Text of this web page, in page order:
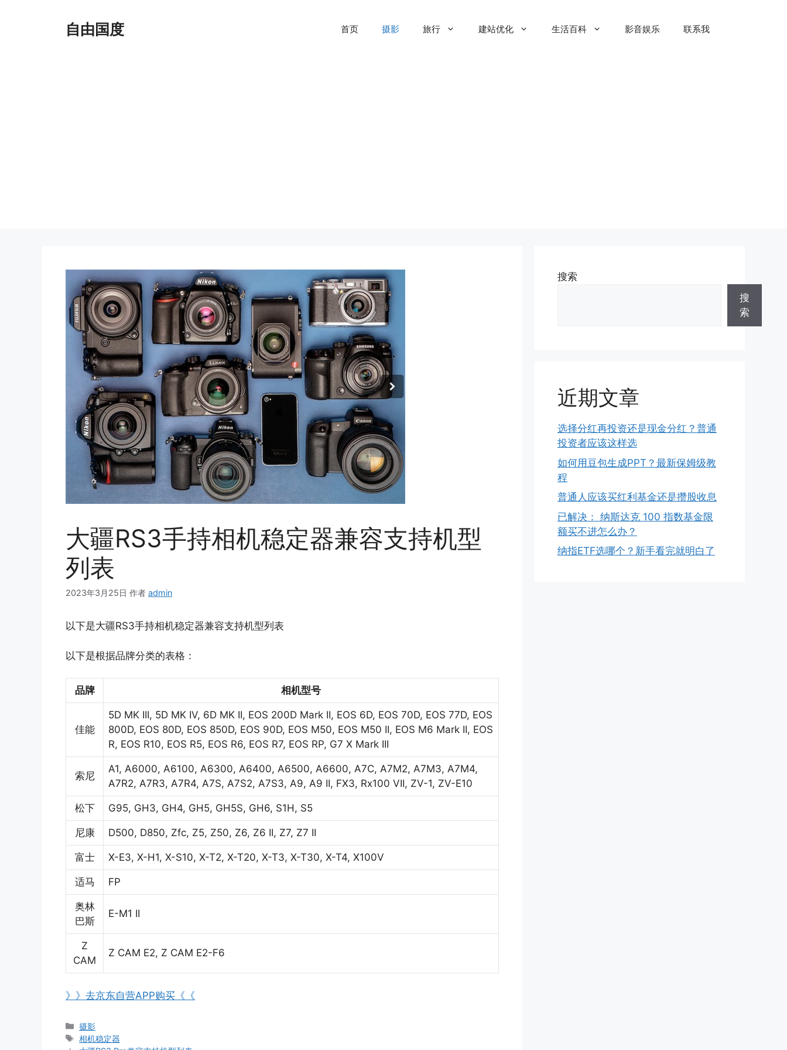
自由国度 首页 摄影 旅行 建站优化 生活百科 影音娱乐 联系我
大疆RS3手持相机稳定器兼容支持机型
列表
2023年3月25日 作者 admin
以下是大疆RS3手持相机稳定器兼容支持机型列表
以下是根据品牌分类的表格：
品牌 相机型号
佳能
5D MK III, 5D MK IV, 6D MK II, EOS 200D Mark II, EOS 6D, EOS 70D, EOS 77D, EOS
800D, EOS 80D, EOS 850D, EOS 90D, EOS M50, EOS M50 II, EOS M6 Mark II, EOS
R, EOS R10, EOS R5, EOS R6, EOS R7, EOS RP, G7 X Mark III
索尼
A1, A6000, A6100, A6300, A6400, A6500, A6600, A7C, A7M2, A7M3, A7M4,
A7R2, A7R3, A7R4, A7S, A7S2, A7S3, A9, A9 II, FX3, Rx100 VII, ZV-1, ZV-E10
松下 G95, GH3, GH4, GH5, GH5S, GH6, S1H, S5
尼康 D500, D850, Zfc, Z5, Z50, Z6, Z6 II, Z7, Z7 II
富士 X-E3, X-H1, X-S10, X-T2, X-T20, X-T3, X-T30, X-T4, X100V
适马 FP
奥林
巴斯
E-M1 II
Z
CAM
Z CAM E2, Z CAM E2-F6
》》去京东自营APP购买《《
分
类
摄影
标
相机稳定器
搜索
搜
索
近期文章
选择分红再投资还是现金分红？普通
投资者应该这样选
如何用豆包生成PPT？最新保姆级教
程
普通人应该买红利基金还是攒股收息
已解决： 纳斯达克 100 指数基金限
额买不进怎么办？
纳指ETF选哪个？新手看完就明白了